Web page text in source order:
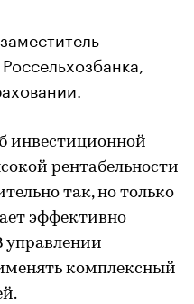
инвестиционной
рентабельности
так, но только
эффективно
управлении
комплексный